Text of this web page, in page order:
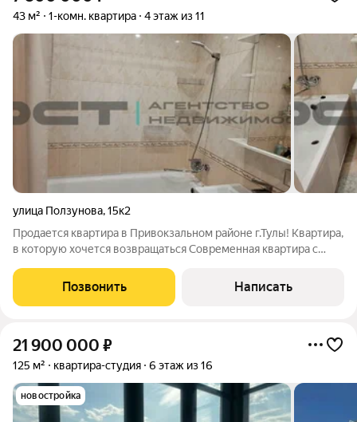
43 м² 1-комн. квартира 4 этаж из 11
улица Ползунова,15к2
Продается квартира в Привокзальном районе г.Тулы! Квартира,
в которую хочется возвращаться Современная квартира с
мебелью и техникой идеальный вариант для комфортной
жизни без лишних вложений.
Позвонить Написать
21 900 000 ₽
125 м² квартира-студия 6 этаж из 16
новостройка